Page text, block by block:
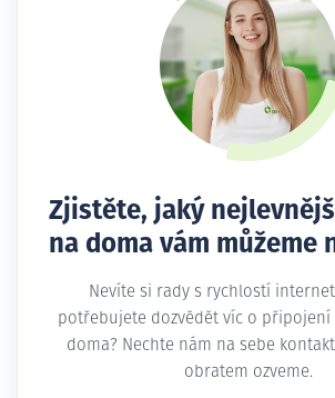
Zjistěte, jaký
na doma vám můžeme
Nevíte si rady s rychlostí
potřebujete dozvědět víc o připojení
doma? Nechte nám na sebe
obratem ozveme.